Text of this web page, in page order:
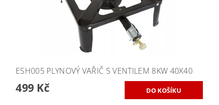
ESH005 PLYNOVÝ VAŘIČ S VENTILEM 8KW 40X40
499 Kč